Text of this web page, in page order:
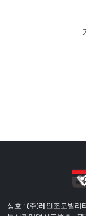
상호 : (주)레인조모빌리